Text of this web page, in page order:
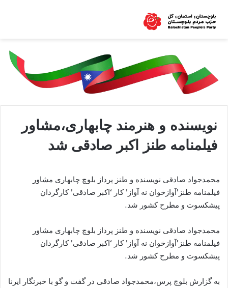
نویسنده و هنرمند چابهاری،مشاور
فیلمنامه طنز اکبر صادقی شد
محمدجواد صادقی نویسنده و طنز پرداز بلوچ چابهاری مشاور
فیلمنامه طنز’آوازخوان نه آواز’ کار ‘اکبر صادقی’ کارگردان
پیشکسوت و مطرح کشور شد.
محمدجواد صادقی نویسنده و طنز پرداز بلوچ چابهاری مشاور
فیلمنامه طنز’آوازخوان نه آواز’ کار ‘اکبر صادقی’ کارگردان
پیشکسوت و مطرح کشور شد.
به گزارش بلوچ پرس،محمدجواد صادقی در گفت و گو با خبرنگار ایرنا